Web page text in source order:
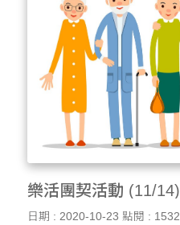
樂活團契活動 (11/14)
日期 : 2020-10-23 點閱 : 1532